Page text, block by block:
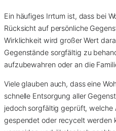
Ein häufiges Irrtum ist, dass bei
Rücksicht auf persönliche
Wirklichkeit wird großer Wert
Gegenstände sorgfältig zu
aufzubewahren oder an die
Viele glauben auch, dass eine
schnelle Entsorgung aller
jedoch sorgfältig geprüft, welche
gespendet oder recycelt werden